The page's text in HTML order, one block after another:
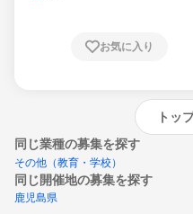
お気に入り
トッ
同じ業種の募集を探す
その他（教育・学校）
同じ開催地の募集を探す
鹿児島県